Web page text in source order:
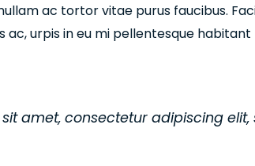
ac tortor vitae purus faucibus.
urpis in eu mi pellentesque
amet, consectetur adipiscing